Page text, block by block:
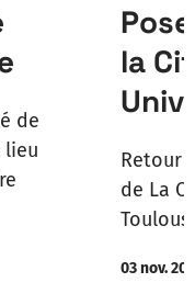
de
lieu
la
Retour
de La
03 nov.